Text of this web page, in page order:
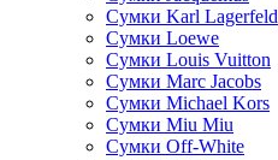
Сумки Karl Lagerfeld
Сумки Loewe
Сумки Louis Vuitton
Сумки Marc Jacobs
Сумки Michael Kors
Сумки Miu Miu
Сумки Off-White